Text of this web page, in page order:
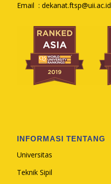
Email : dekanat.ftsp@uii.ac.id
INFORMASI TENTANG
Universitas
Teknik Sipil